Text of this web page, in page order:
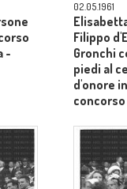
-
02.05.1961
Filippo
Gronchi
piedi al
d'onore